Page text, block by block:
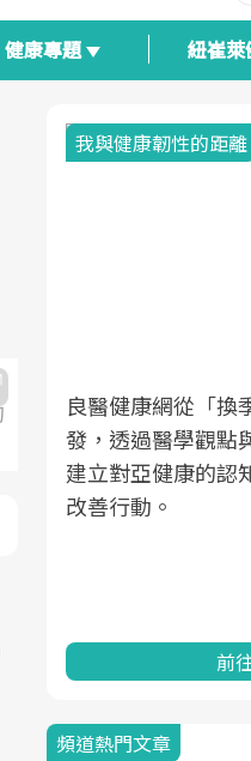
健康專題 紐崔萊
我與健康韌性的距離
良醫健康網從「換
發，透過醫學觀點
建立對亞健康的認
改善行動。
前
頻道熱門文章